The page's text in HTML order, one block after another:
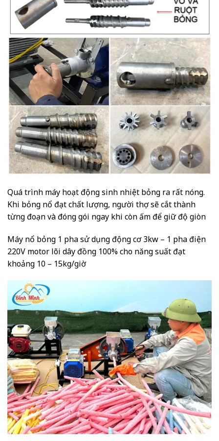
Quá trình máy hoạt động sinh nhiệt bỏng ra rất nóng.
Khi bỏng nổ đạt chất lượng, người thợ sẽ cắt thành
từng đoạn và đóng gói ngay khi còn ấm để giữ độ giòn
Máy nổ bỏng 1 pha sử dụng động cơ 3kw – 1 pha điện
220V motor lõi dây đồng 100% cho năng suất đạt
khoảng 10 – 15kg/giờ